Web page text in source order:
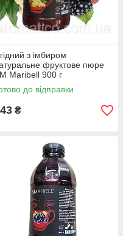
з імбиром
фруктове пюре
Maribell 900 г
до відправки
₴